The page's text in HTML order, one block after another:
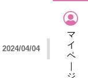
2024/04/04
マ
イ
ペ
｜
ジ